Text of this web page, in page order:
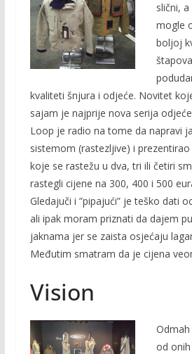
slični,
mogle
boljoj
kvaliteti šnjura i odjeće. Novitet
sajam je najprije nova serija
Loop je radio na tome da napravi
sistemom (rastezljive) i
koje se rastežu u dva, tri ili četiri
rastegli cijene na 300, 400 i 500
Gledajuči i ”pipajući” je teško dati
ali ipak moram priznati da dajem
jaknama jer se zaista osjećaju
Međutim smatram da je cijena
Vision
od